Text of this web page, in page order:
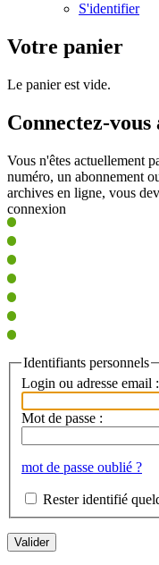
S'identifier
Votre panier
Le panier est vide.
Connectez-vous
Vous n'êtes actuellement
numéro, un abonnement
archives en ligne, vous
connexion
Identifiants personnels
Login ou adresse email :
Mot de passe :
mot de passe oublié ?
Rester identifié